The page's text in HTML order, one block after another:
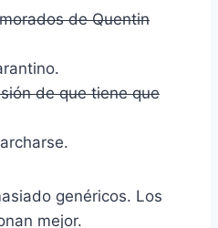
de Quentin
de que tiene que
genéricos. Los
mejor.